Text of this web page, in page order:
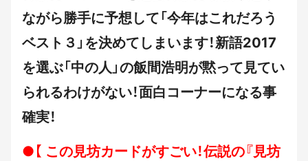
ながら勝手に予想して「今年はこれだろう
ベスト３」を決めてしまいます！新語2017
を選ぶ「中の人」の飯間浩明が黙って見てい
られるわけがない！面白コーナーになる事
確実！
●【 この見坊カードがすごい！伝説の『見坊